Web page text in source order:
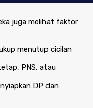
juga melihat faktor
menutup cicilan
PNS, atau
DP dan